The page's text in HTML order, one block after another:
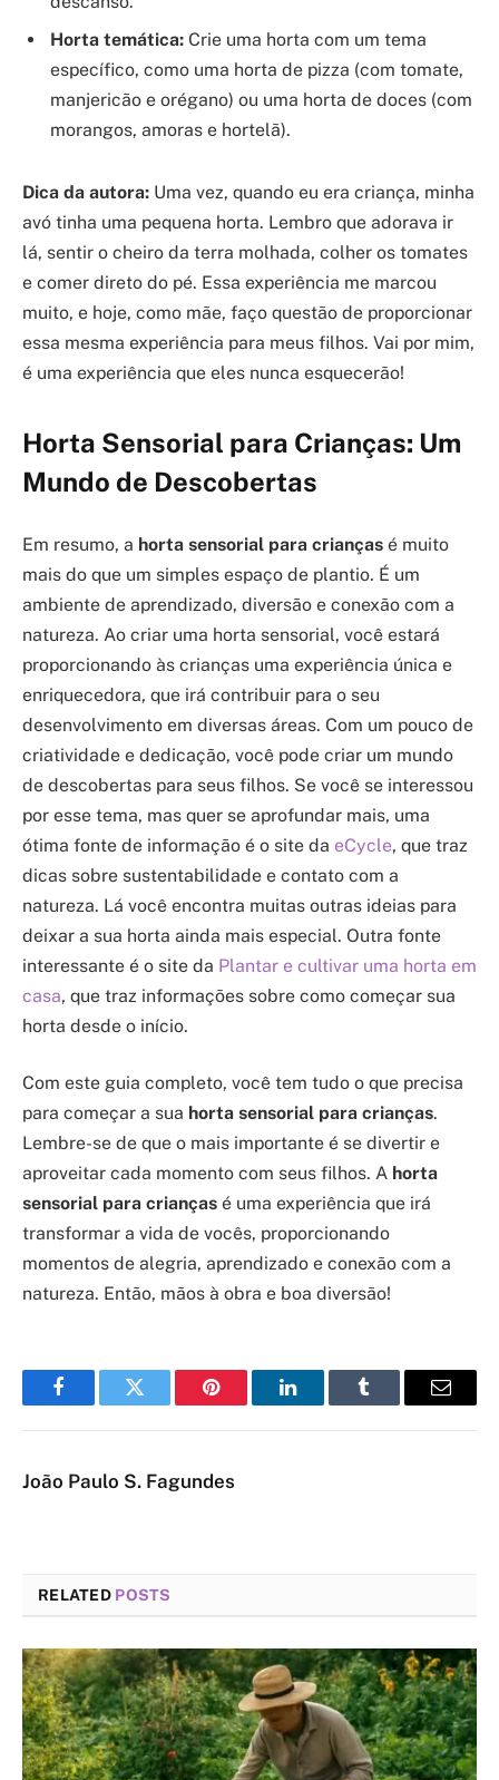
Horta temática: Crie uma horta com um tema
específico, como uma horta de pizza (com tomate,
manjericão e orégano) ou uma horta de doces (com
morangos, amoras e hortelã).
Dica da autora: Uma vez, quando eu era criança, minha
avó tinha uma pequena horta. Lembro que adorava ir
lá, sentir o cheiro da terra molhada, colher os tomates
e comer direto do pé. Essa experiência me marcou
muito, e hoje, como mãe, faço questão de proporcionar
essa mesma experiência para meus filhos. Vai por mim,
é uma experiência que eles nunca esquecerão!
Horta Sensorial para Crianças: Um
Mundo de Descobertas
Em resumo, a horta sensorial para crianças é muito
mais do que um simples espaço de plantio. É um
ambiente de aprendizado, diversão e conexão com a
natureza. Ao criar uma horta sensorial, você estará
proporcionando às crianças uma experiência única e
enriquecedora, que irá contribuir para o seu
desenvolvimento em diversas áreas. Com um pouco de
criatividade e dedicação, você pode criar um mundo
de descobertas para seus filhos. Se você se interessou
por esse tema, mas quer se aprofundar mais, uma
ótima fonte de informação é o site da eCycle, que traz
dicas sobre sustentabilidade e contato com a
natureza. Lá você encontra muitas outras ideias para
deixar a sua horta ainda mais especial. Outra fonte
interessante é o site da Plantar e cultivar uma horta em
casa, que traz informações sobre como começar sua
horta desde o início.
Com este guia completo, você tem tudo o que precisa
para começar a sua horta sensorial para crianças.
Lembre-se de que o mais importante é se divertir e
aproveitar cada momento com seus filhos. A horta
sensorial para crianças é uma experiência que irá
transformar a vida de vocês, proporcionando
momentos de alegria, aprendizado e conexão com a
natureza. Então, mãos à obra e boa diversão!
FacebookTwitter Pinterest LinkedInTumblr Email
João Paulo S. Fagundes
RELATED POSTS